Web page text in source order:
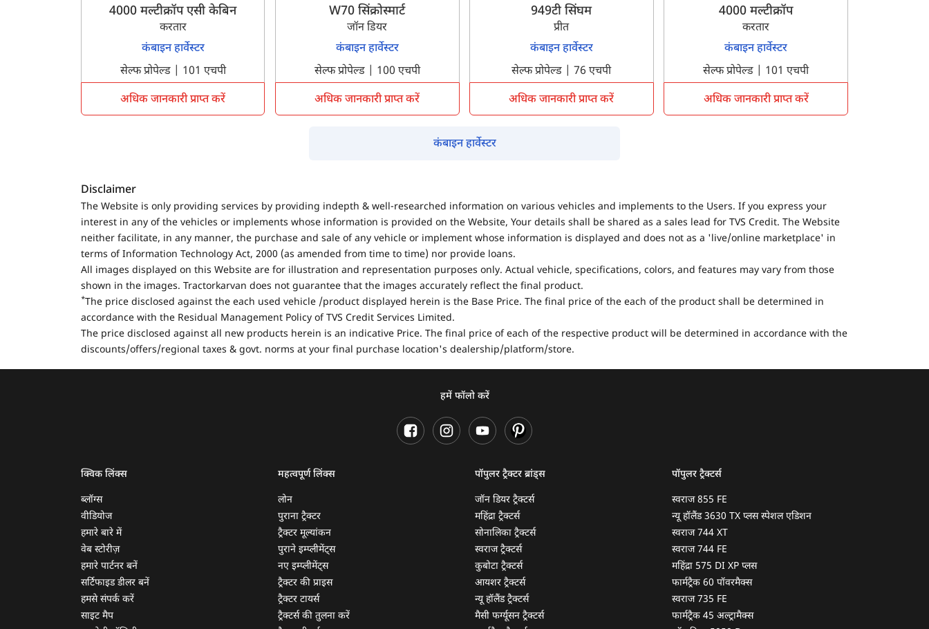
4000 मल्टीक्रॉप एसी केबिन
करतार
कंबाइन हार्वेस्टर
सेल्फ प्रोपेल्ड | 101 एचपी
अधिक जानकारी प्राप्त करें
W70 सिंक्रोस्मार्ट
जॉन डियर
कंबाइन हार्वेस्टर
सेल्फ प्रोपेल्ड | 100 एचपी
अधिक जानकारी प्राप्त करें
949टी सिंघम
प्रीत
कंबाइन हार्वेस्टर
सेल्फ प्रोपेल्ड | 76 एचपी
अधिक जानकारी प्राप्त करें
4000 मल्टीक्रॉप
करतार
कंबाइन हार्वेस्टर
सेल्फ प्रोपेल्ड | 101 एचपी
अधिक जानकारी प्राप्त करें
कंबाइन हार्वेस्टर
Disclaimer
The Website is only providing services by providing indepth & well-researched information on various vehicles and implements to the Users. If you express your
interest in any of the vehicles or implements whose information is provided on the Website, Your details shall be shared as a sales lead for TVS Credit. The Website
neither facilitate, in any manner, the purchase and sale of any vehicle or implement whose information is displayed and does not as a 'live/online marketplace' in
terms of Information Technology Act, 2000 (as amended from time to time) nor provide loans.
All images displayed on this Website are for illustration and representation purposes only. Actual vehicle, specifications, colors, and features may vary from those
shown in the images. Tractorkarvan does not guarantee that the images accurately reflect the final product.
*The price disclosed against the each used vehicle /product displayed herein is the Base Price. The final price of the each of the product shall be determined in
accordance with the Residual Management Policy of TVS Credit Services Limited.
The price disclosed against all new products herein is an indicative Price. The final price of each of the respective product will be determined in accordance with the
discounts/offers/regional taxes & govt. norms at your final purchase location's dealership/platform/store.
हमें फॉलो करें
क्विक लिंक्स
ब्लॉग्स
वीडियोज
हमारे बारे में
वेब स्टोरीज़
हमारे पार्टनर बनें
सर्टिफाइड डीलर बनें
हमसे संपर्क करें
साइट मैप
महत्वपूर्ण लिंक्स
लोन
पुराना ट्रैक्टर
ट्रैक्टर मूल्यांकन
पुराने इम्प्लीमेंट्स
नए इम्प्लीमेंट्स
ट्रैक्टर की प्राइस
ट्रैक्टर टायर्स
ट्रैक्टर्स की तुलना करें
पॉपुलर ट्रैक्टर ब्रांड्स
जॉन डियर ट्रैक्टर्स
महिंद्रा ट्रैक्टर्स
सोनालिका ट्रैक्टर्स
स्वराज ट्रैक्टर्स
कुबोटा ट्रैक्टर्स
आयशर ट्रैक्टर्स
न्यू हॉलैंड ट्रैक्टर्स
मैसी फर्ग्यूसन ट्रैक्टर्स
पॉपुलर ट्रैक्टर्स
स्वराज 855 FE
न्यू हॉलैंड 3630 TX प्लस स्पेशल एडिशन
स्वराज 744 XT
स्वराज 744 FE
महिंद्रा 575 DI XP प्लस
फार्मट्रैक 60 पॉवरमैक्स
स्वराज 735 FE
फार्मट्रैक 45 अल्ट्रामैक्स